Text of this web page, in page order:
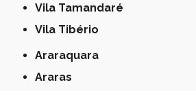
Vila Tamandaré
Vila Tibério
Araraquara
Araras